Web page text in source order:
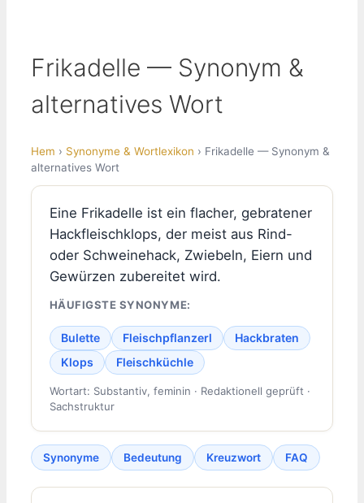
Frikadelle — Synonym &
alternatives Wort
Hem › Synonyme & Wortlexikon › Frikadelle — Synonym &
alternatives Wort
Eine Frikadelle ist ein flacher, gebratener
Hackfleischklops, der meist aus Rind-
oder Schweinehack, Zwiebeln, Eiern und
Gewürzen zubereitet wird.
HÄUFIGSTE SYNONYME:
Bulette Fleischpflanzerl
Hackbraten
Klops
Fleischküchle
Wortart: Substantiv, feminin · Redaktionell geprüft ·
Sachstruktur
Synonyme Bedeutung Kreuzwort FAQ